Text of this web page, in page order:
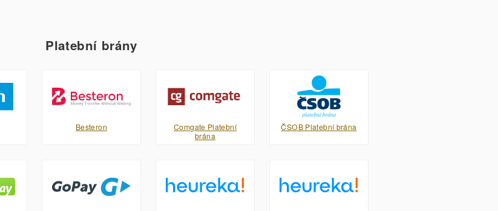
Platební brány
Besteron
Comgate Platební
brána
ČSOB Platební brána